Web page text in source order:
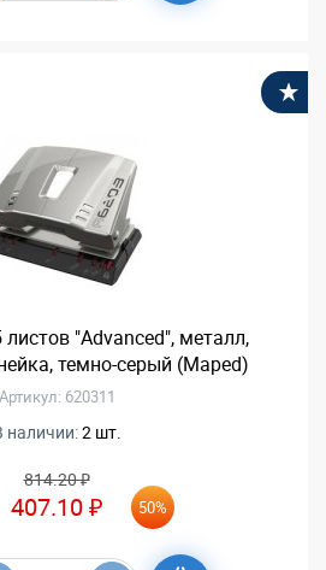
"Advanced", металл,
темно-серый (Maped)
Артикул: 620311
наличии:2 шт.
814.20 ₽
407.10 ₽ 50%